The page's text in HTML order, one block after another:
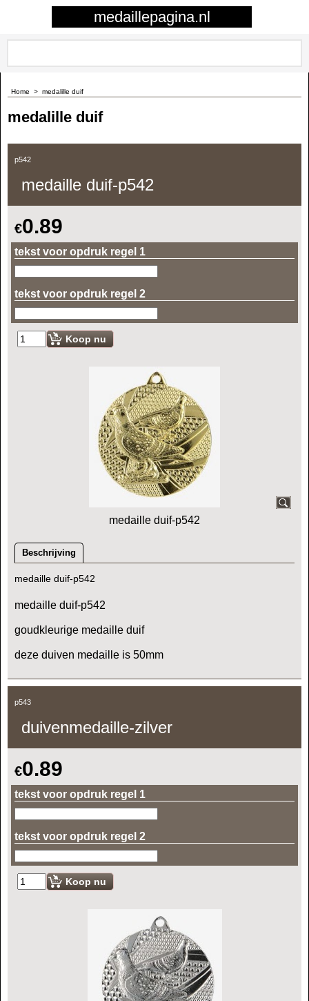
medaillepagina.nl
Home > medalille duif
medalille duif
p542
medaille duif-p542
€0.89
tekst voor opdruk regel 1
tekst voor opdruk regel 2
Koop nu
medaille duif-p542
Beschrijving
medaille duif-p542
medaille duif-p542
goudkleurige medaille duif
deze duiven medaille is 50mm
p543
duivenmedaille-zilver
€0.89
tekst voor opdruk regel 1
tekst voor opdruk regel 2
Koop nu